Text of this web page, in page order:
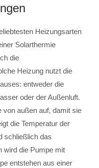
Heizungsarten
Solarthermie
die
Heizung nutzt die
entweder die
oder der Außenluft.
von außen auf, damit sie
die Temperatur der
schließlich das
wird die Pumpe mit
entstehen aus einer